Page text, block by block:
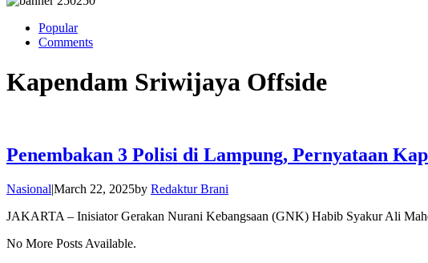
Popular
Comments
Kapendam Sriwijaya Offside
Penembakan 3 Polisi di Lampung, Pernyataan
Nasional|March 22, 2025by Redaktur Brani
JAKARTA – Inisiator Gerakan Nurani Kebangsaan (GNK) Habib Syakur Ali
No More Posts Available.